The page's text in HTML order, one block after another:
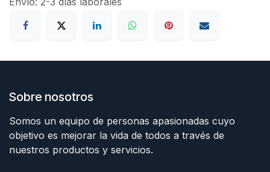
Sobre nosotros
Somos un equipo de personas apasionadas cuyo
objetivo es mejorar la vida de todos a través de
nuestros productos y servicios.